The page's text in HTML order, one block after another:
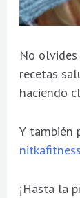
No
recetas
haciendo
Y también
nitkafitness
¡Hasta la